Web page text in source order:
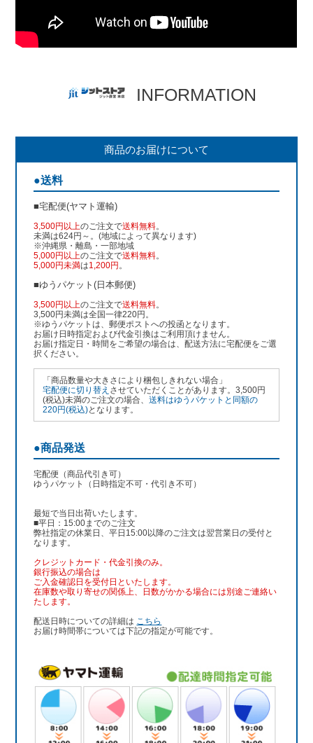
INFORMATION
商品のお届けについて
●送料
■宅配便(ヤマト運輸)
3,500円以上のご注文で送料無料。
未満は624円～。(地域によって異なります)
※沖縄県・離島・一部地域
5,000円以上のご注文で送料無料。
5,000円未満は1,200円 。
■ゆうパケット(日本郵便)
3,500円以上のご注文で送料無料。
3,500円未満は全国一律220円。
※ゆうパケットは、郵便ポストへの投函となります。
お届け日時指定および代金引換はご利用頂けません。
お届け指定日・時間をご希望の場合は、配送方法に宅配便をご選
択ください。
「商品数量や大きさにより梱包しきれない場合」
宅配便に切り替え させていただくことがあります。3,500円
(税込)未満のご注文の場合、送料はゆうパケットと同額の
220円(税込)となります。
●商品発送
宅配便（商品代引き可）
ゆうパケット（日時指定不可・代引き不可）
最短で当日出荷いたします。
■平日：15:00までのご注文
弊社指定の休業日、平日15:00以降のご注文は翌営業日の受付と
なります。
クレジットカード・代金引換のみ。
銀行振込の場合は
ご入金確認日を受付日といたします。
在庫数や取り寄せの関係上、日数がかかる場合には別途ご連絡い
たします。
配送日時についての詳細は こちら
お届け時間帯については下記の指定が可能です。